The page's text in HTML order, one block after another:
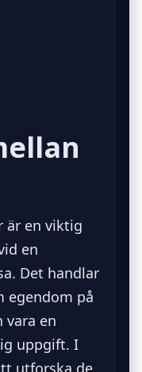
är en viktig
en
Det handlar
egendom på
en
uppgift. I
utforska de